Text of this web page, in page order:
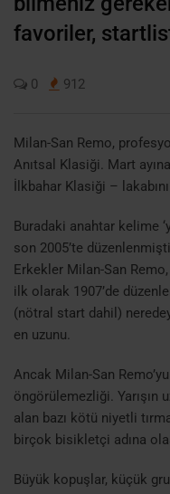
favoriler,
0 912
Milan-San Remo,
Anıtsal Klasiği. Mart
İlkbahar Klasiği –
Buradaki anahtar kelime
son 2005’te
Erkekler Milan-San
ilk olarak 1907’de
(nötral start dahil)
en uzunu.
Ancak Milan-San
öngörülemezliği. Yarışın
alan bazı kötü niyetli
birçok bisikletçi adına
Büyük kopuşlar, küçük